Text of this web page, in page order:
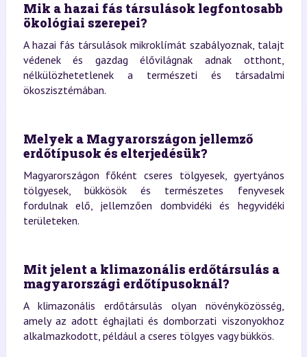
Mik a hazai fás társulások legfontosabb
ökológiai szerepei?
A hazai fás társulások mikroklímát szabályoznak, talajt
védenek és gazdag élővilágnak adnak otthont,
nélkülözhetetlenek a természeti és társadalmi
ökoszisztémában.
Melyek a Magyarországon jellemző
erdőtípusok és elterjedésük?
Magyarországon főként cseres tölgyesek, gyertyános
tölgyesek, bükkösök és természetes fenyvesek
fordulnak elő, jellemzően dombvidéki és hegyvidéki
területeken.
Mit jelent a klimazonális erdőtársulás a
magyarországi erdőtípusoknál?
A klimazonális erdőtársulás olyan növényközösség,
amely az adott éghajlati és domborzati viszonyokhoz
alkalmazkodott, például a cseres tölgyes vagy bükkös.